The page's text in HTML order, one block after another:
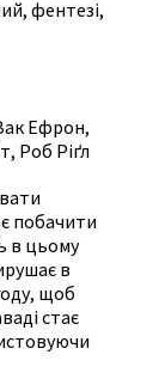
, фентезі,
Ефрон,
, Роб Ріґл
побачити
в цьому
в
щоб
стає